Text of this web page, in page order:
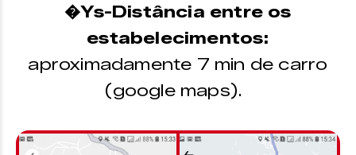
�Ys-Distância entre os
estabelecimentos:
aproximadamente 7 min de carro
(google maps).